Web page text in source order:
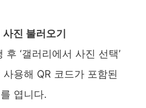
사진 불러오기
후 ‘갤러리에서 사진 선택’
사용해 QR 코드가 포함된
엽니다.